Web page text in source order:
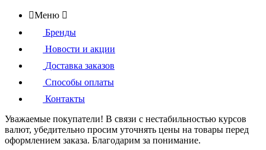
Меню 
Бренды
Новости и акции
Доставка заказов
Способы оплаты
Контакты
Уважаемые покупатели! В связи с нестабильностью курсов
валют, убедительно просим уточнять цены на товары перед
оформлением заказа. Благодарим за понимание.